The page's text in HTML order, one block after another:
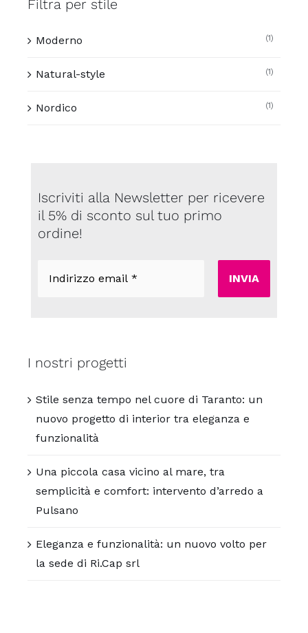
Filtra per stile
Moderno (1)
Natural-style (1)
Nordico (1)
Iscriviti alla Newsletter per ricevere
il 5% di sconto sul tuo primo
ordine!
email
I nostri progetti
Stile senza tempo nel cuore di Taranto: un
nuovo progetto di interior tra eleganza e
funzionalità
Una piccola casa vicino al mare, tra
semplicità e comfort: intervento d’arredo a
Pulsano
Eleganza e funzionalità: un nuovo volto per
la sede di Ri.Cap srl